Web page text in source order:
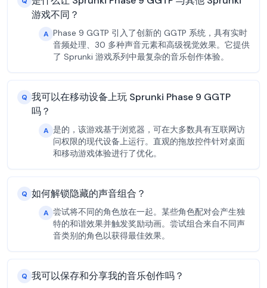
游戏不同？
A Phase 9 GGTP 引入了创新的 GGTP 系统，具有实时
音频处理、30 多种声音元素和高级视觉效果。它提供
了 Sprunki 游戏系列中最复杂的音乐创作体验。
Q 我可以在移动设备上玩 Sprunki Phase 9 GGTP
吗？
A 是的，该游戏基于浏览器，可在大多数具有互联网访
问权限的现代设备上运行。直观的拖放控件针对桌面
和移动游戏体验进行了优化。
Q 如何解锁隐藏的声音组合？
A 尝试将不同的角色放在一起。某些角色配对会产生独
特的和谐效果并触发奖励动画。尝试组合来自不同声
音类别的角色以获得最佳效果。
Q 我可以保存和分享我的音乐创作吗？